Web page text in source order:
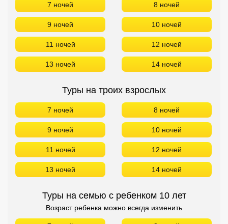
7 ночей 8 ночей
9 ночей 10 ночей
11 ночей 12 ночей
13 ночей 14 ночей
Туры на троих взрослых
7 ночей 8 ночей
9 ночей 10 ночей
11 ночей 12 ночей
13 ночей 14 ночей
Туры на семью с ребенком 10 лет
Возраст ребенка можно всегда изменить